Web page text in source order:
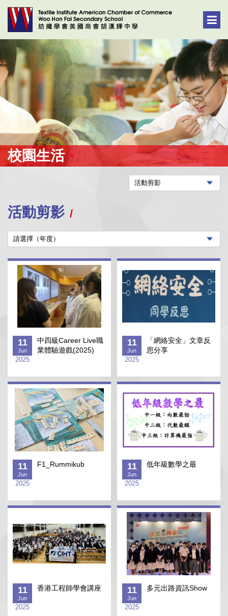
校園生活
活動剪影
11
Jun
2025
中四級Career Live職
業體驗遊戲(2025)
11
Jun
2025
「網絡安全」文章反
思分享
11
Jun
2025
F1_Rummikub 11
Jun
2025
低年級數學之最
11
Jun
2025
香港工程師學會講座 11
Jun
2025
多元出路資訊Show